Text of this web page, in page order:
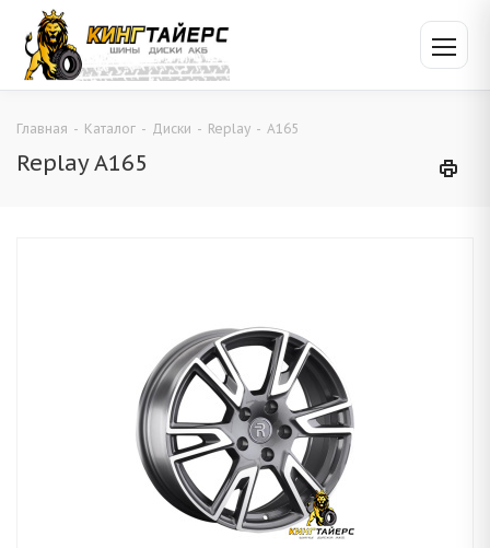
Главная - Каталог - Диски - Replay - A165
Replay A165